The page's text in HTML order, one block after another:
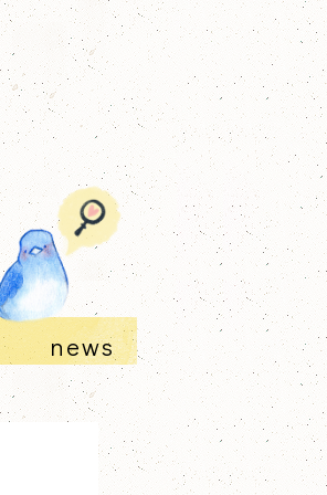
news